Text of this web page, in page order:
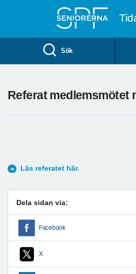
Sök
Referat medlemsmötet
Läs referatet här.
Dela sidan via:
Facebook
X